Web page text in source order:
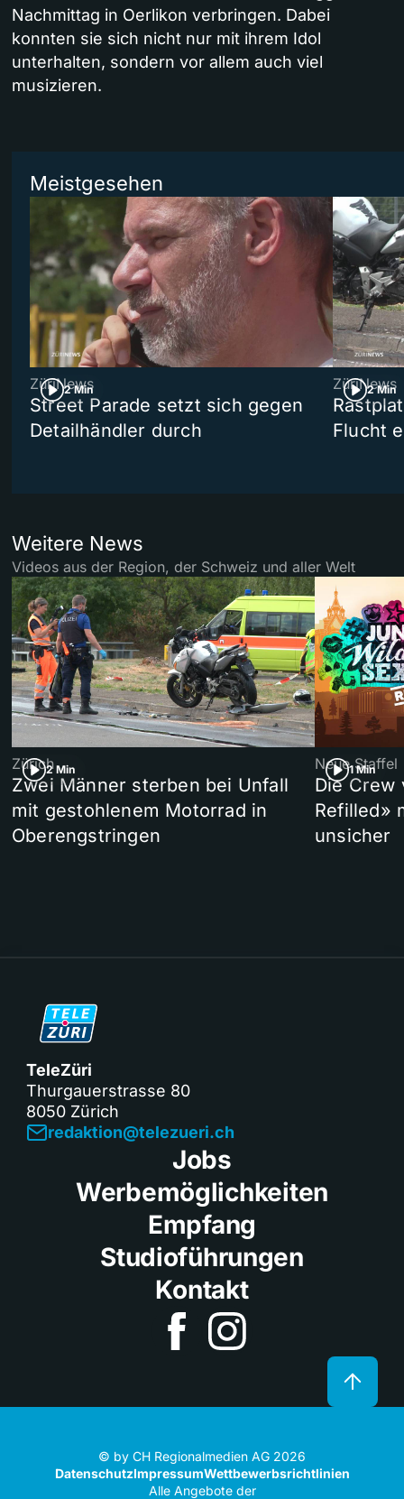
Nachmittag in Oerlikon verbringen. Dabei
konnten sie sich nicht nur mit ihrem Idol
unterhalten, sondern vor allem auch viel
musizieren.
Meistgesehen
2 Min
ZüriNews
Street Parade setzt sich gegen
Detailhändler durch
2 Min
ZüriNews
Flucht
Weitere News
Videos aus der Region, der Schweiz und aller Welt
2 Min
Zürich
Zwei Männer sterben bei Unfall
mit gestohlenem Motorrad in
Oberengstringen
1 Min
Neue Staffel
Die Crew
Refilled»
unsicher
TeleZüri
Thurgauerstrasse 80
8050 Zürich
redaktion@telezueri.ch
Jobs
Werbemöglichkeiten
Empfang
Studioführungen
Kontakt
© by CH Regionalmedien AG 2026
DatenschutzImpressumWettbewerbsrichtlinien
Alle Angebote der